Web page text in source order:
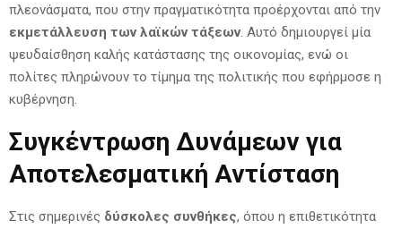
πλεονάσματα, που στην πραγματικότητα προέρχονται από την
εκμετάλλευση των λαϊκών τάξεων. Αυτό δημιουργεί μία
ψευδαίσθηση καλής κατάστασης της οικονομίας, ενώ οι
πολίτες πληρώνουν το τίμημα της πολιτικής που εφήρμοσε η
κυβέρνηση.
Συγκέντρωση Δυνάμεων για
Αποτελεσματική Αντίσταση
Στις σημερινές δύσκολες συνθήκες, όπου η επιθετικότητα